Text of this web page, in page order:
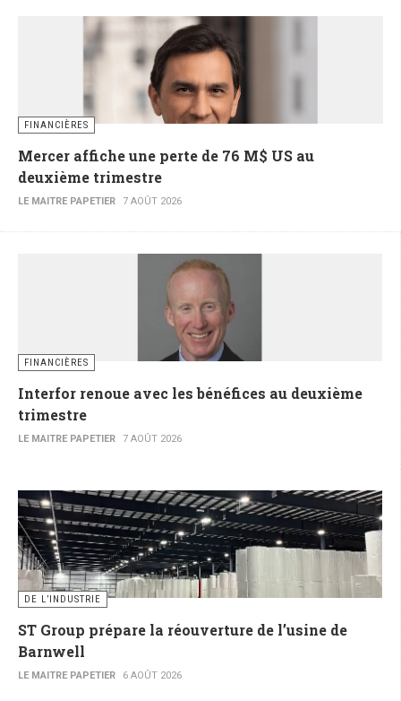
FINANCIÈRES
Mercer affiche une perte de 76 M$ US au
deuxième trimestre
LE MAITRE PAPETIER 7 AOÛT 2026
FINANCIÈRES
Interfor renoue avec les bénéfices au deuxième
trimestre
LE MAITRE PAPETIER 7 AOÛT 2026
DE L’INDUSTRIE
ST Group prépare la réouverture de l’usine de
Barnwell
LE MAITRE PAPETIER 6 AOÛT 2026